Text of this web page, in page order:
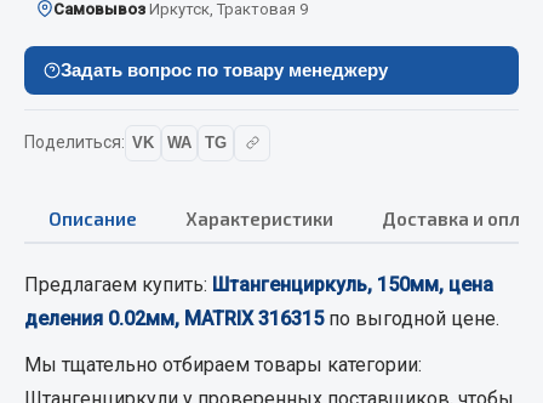
Пробки
Пружины
Весь раздел
Соединительные элементы
Camozzi
Самовывоз Иркутск, Трактовая 9
Задать вопрос по товару менеджеру
Поделиться: VK WA TG
Описание Характеристики Доставка и
Предлагаем купить: Штангенциркуль, 150мм, цена
деления 0.02мм, MATRIX 316315по выгодной цене.
Мы тщательно отбираем товары категории:
Штангенциркули у проверенных поставщиков, чтобы